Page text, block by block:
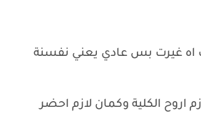
اه غيرت بس عادي يعني نفسنة
اروح الكلية وكمان لازم احضر